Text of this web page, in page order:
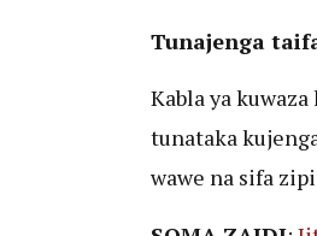
Tunajenga
Kabla ya
tunataka
wawe na sifa